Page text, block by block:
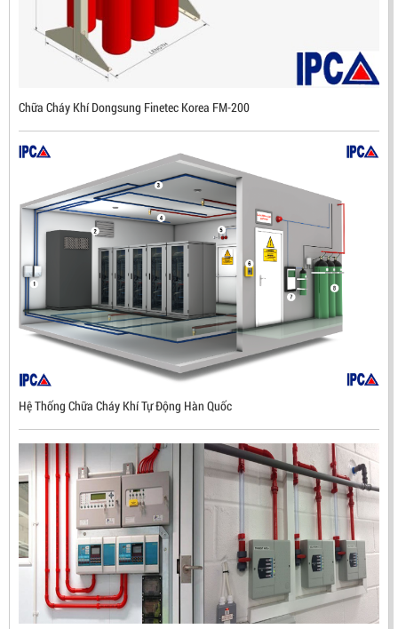
ĐẦU BÁO LỬA CHỐNG NỔ IR3- DX500 (MEKASENTRON
KOREA)
ĐẦU BÁO LỬA CHỐNG NỔ UV/IR- UX300 –
MEKASENTRON KOREA
LIÊN HỆ
Mã sản phẩm: UX300
Chữa Cháy Khí Dongsung Finetec Korea FM-200
Hệ Thống Chữa Cháy Khí Tự Động Hàn Quốc